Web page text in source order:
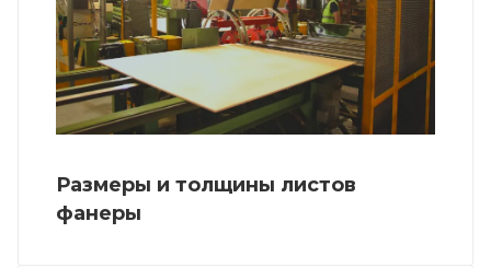
Размеры и толщины листов
фанеры